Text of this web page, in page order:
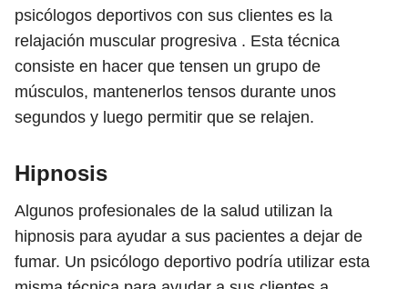
psicólogos deportivos con sus clientes es la
relajación muscular progresiva . Esta técnica
consiste en hacer que tensen un grupo de
músculos, mantenerlos tensos durante unos
segundos y luego permitir que se relajen.
Hipnosis
Algunos profesionales de la salud utilizan la
hipnosis para ayudar a sus pacientes a dejar de
fumar. Un psicólogo deportivo podría utilizar esta